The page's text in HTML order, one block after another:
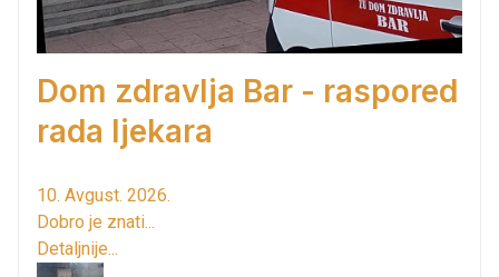
Dom zdravlja Bar - raspored
rada ljekara
10. Avgust. 2026.
Dobro je znati...
Detaljnije...